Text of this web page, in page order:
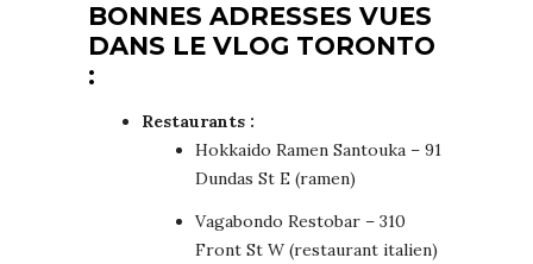
BONNES ADRESSES VUES
DANS LE VLOG TORONTO
:
Restaurants :
Hokkaido Ramen Santouka – 91
Dundas St E (ramen)
Vagabondo Restobar – 310
Front St W (restaurant italien)